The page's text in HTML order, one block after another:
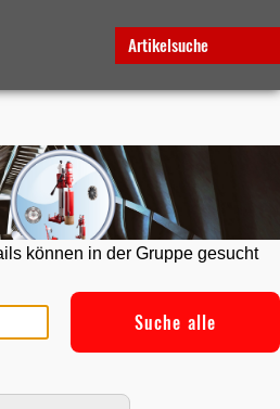
Artikelsuche
können in der Gruppe gesucht
Suche alle